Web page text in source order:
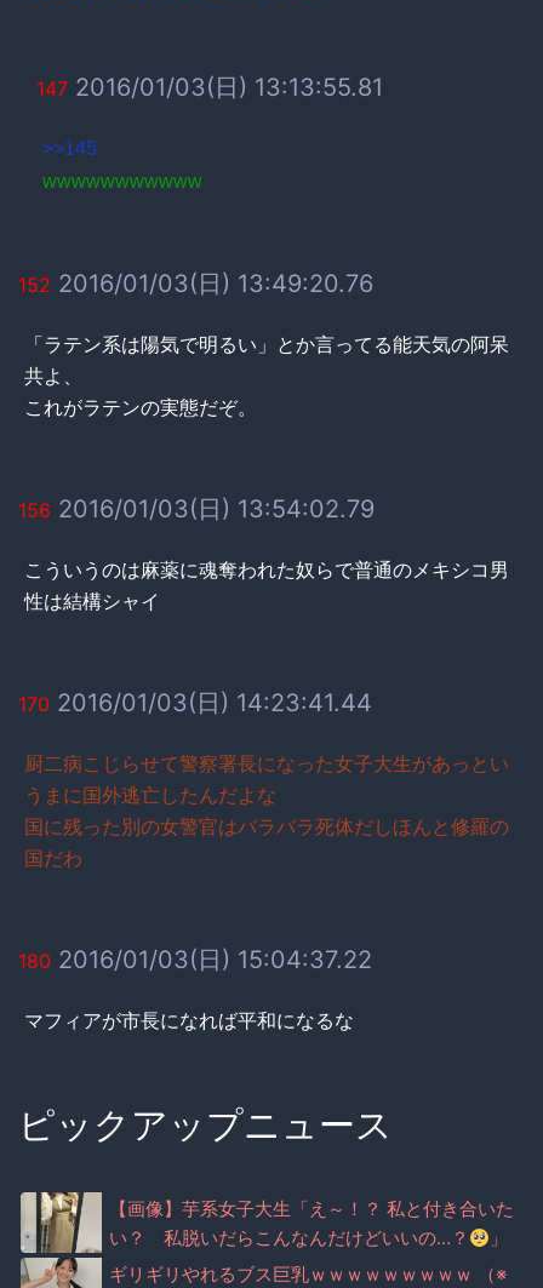
147 2016/01/03(日) 13:13:55.81
>>145
wwwwwwwwwww
152 2016/01/03(日) 13:49:20.76
「ラテン系は陽気で明るい」とか言ってる能天気の阿呆
共よ、
これがラテンの実態だぞ。
156 2016/01/03(日) 13:54:02.79
こういうのは麻薬に魂奪われた奴らで普通のメキシコ男
性は結構シャイ
170 2016/01/03(日) 14:23:41.44
厨二病こじらせて警察署長になった女子大生があっとい
うまに国外逃亡したんだよな
国に残った別の女警官はバラバラ死体だしほんと修羅の
国だわ
180 2016/01/03(日) 15:04:37.22
マフィアが市長になれば平和になるな
ピックアップニュース
【画像】芋系女子大生「え～！？ 私と付き合いた
い？ 私脱いだらこんなんだけどいいの…？
」
ギリギリやれるブス巨乳ｗｗｗｗｗｗｗｗｗ （※